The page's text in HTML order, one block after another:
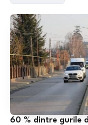
60 % dintre gurile